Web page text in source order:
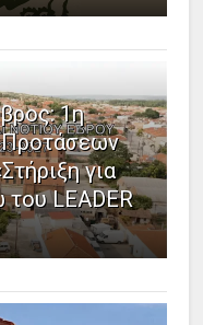
1η
για
LEADER